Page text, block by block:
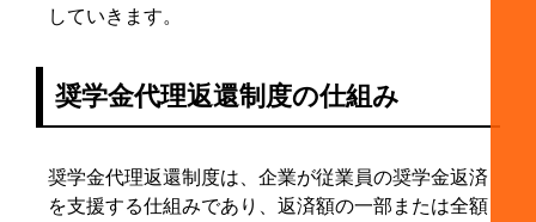
していきます。
奨学金代理返還制度の仕組み
奨学金代理返還制度は、企業が従業員の奨学金返済
を支援する仕組みであり、返済額の一部または全額